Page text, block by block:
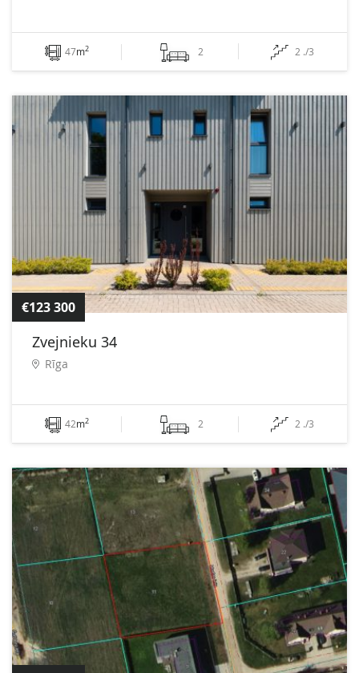
47m2 2 2 ./3
€123 300
Zvejnieku 34
Rīga
42m2 2 2 ./3